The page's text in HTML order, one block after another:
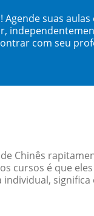
Agende suas
com seu
Chinês
cursos é que